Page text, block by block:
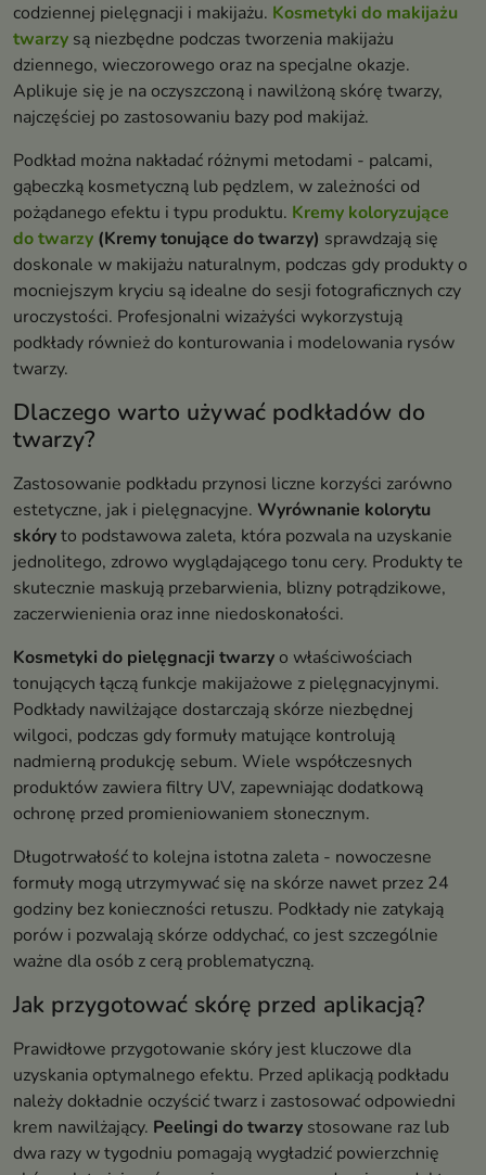
codziennej pielęgnacji i makijażu. Kosmetyki do makijażu
twarzy są niezbędne podczas tworzenia makijażu
dziennego, wieczorowego oraz na specjalne okazje.
Aplikuje się je na oczyszczoną i nawilżoną skórę twarzy,
najczęściej po zastosowaniu bazy pod makijaż.
Podkład można nakładać różnymi metodami - palcami,
gąbeczką kosmetyczną lub pędzlem, w zależności od
pożądanego efektu i typu produktu. Kremy koloryzujące
do twarzy (Kremy tonujące do twarzy) sprawdzają się
doskonale w makijażu naturalnym, podczas gdy produkty o
mocniejszym kryciu są idealne do sesji fotograficznych czy
uroczystości. Profesjonalni wizażyści wykorzystują
podkłady również do konturowania i modelowania rysów
twarzy.
Dlaczego warto używać podkładów do
twarzy?
Zastosowanie podkładu przynosi liczne korzyści zarówno
estetyczne, jak i pielęgnacyjne. Wyrównanie kolorytu
skóryto podstawowa zaleta, która pozwala na uzyskanie
jednolitego, zdrowo wyglądającego tonu cery. Produkty te
skutecznie maskują przebarwienia, blizny potrądzikowe,
zaczerwienienia oraz inne niedoskonałości.
Kosmetyki do pielęgnacji twarzyo właściwościach
tonujących łączą funkcje makijażowe z pielęgnacyjnymi.
Podkłady nawilżające dostarczają skórze niezbędnej
wilgoci, podczas gdy formuły matujące kontrolują
nadmierną produkcję sebum. Wiele współczesnych
produktów zawiera filtry UV, zapewniając dodatkową
ochronę przed promieniowaniem słonecznym.
Długotrwałość to kolejna istotna zaleta - nowoczesne
formuły mogą utrzymywać się na skórze nawet przez 24
godziny bez konieczności retuszu. Podkłady nie zatykają
porów i pozwalają skórze oddychać, co jest szczególnie
ważne dla osób z cerą problematyczną.
Jak przygotować skórę przed aplikacją?
Prawidłowe przygotowanie skóry jest kluczowe dla
uzyskania optymalnego efektu. Przed aplikacją podkładu
należy dokładnie oczyścić twarz i zastosować odpowiedni
krem nawilżający. Peelingi do twarzy stosowane raz lub
dwa razy w tygodniu pomagają wygładzić powierzchnię